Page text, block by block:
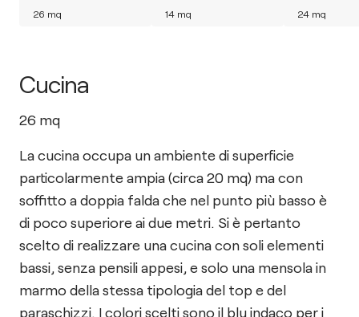
26 mq 14 mq 24 mq
Cucina
26 mq
La cucina occupa un ambiente di superficie
particolarmente ampia (circa 20 mq) ma con
soffitto a doppia falda che nel punto più basso è
di poco superiore ai due metri. Si è pertanto
scelto di realizzare una cucina con soli elementi
bassi, senza pensili appesi, e solo una mensola in
marmo della stessa tipologia del top e del
paraschizzi. I colori scelti sono il blu indaco per i